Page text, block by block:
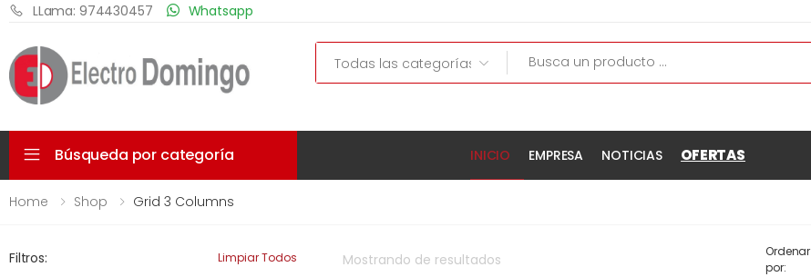
LLama: 974430457 Whatsapp
Search
Búsqueda por categoría INICIO EMPRESA NOTICIAS OFERTAS
Home Shop Grid 3 Columns
Mostrando de resultados
Ordenar
por:
Filtros: Limpiar Todos